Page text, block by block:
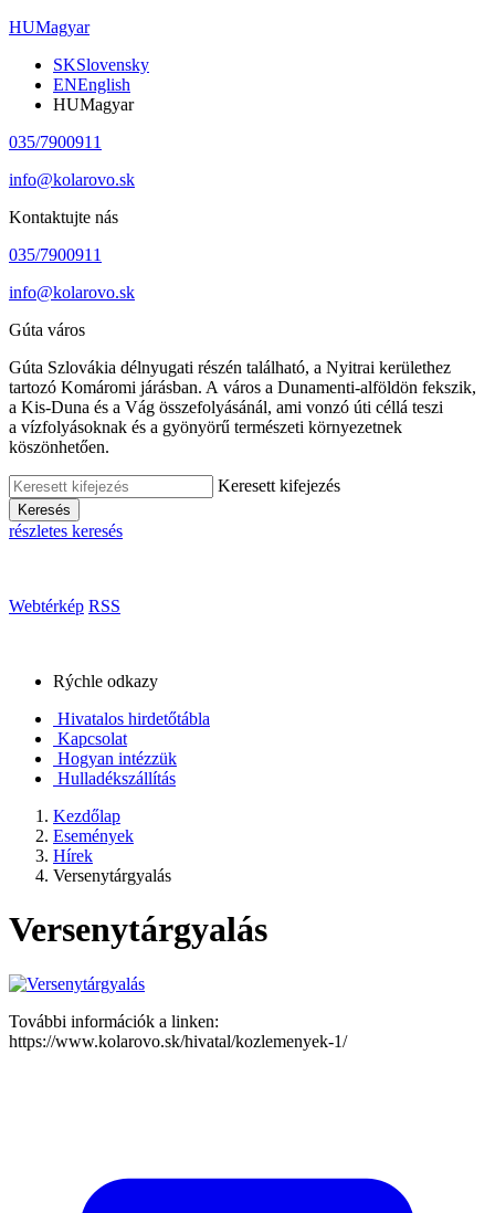
HUMagyar
SKSlovensky
ENEnglish
HUMagyar
035/7900911
info@kolarovo.sk
Kontaktujte nás
035/7900911
info@kolarovo.sk
Gúta város
Gúta Szlovákia délnyugati részén található, a Nyitrai kerülethez
tartozó Komáromi járásban. A város a Dunamenti-alföldön fekszik,
a Kis-Duna és a Vág összefolyásánál, ami vonzó úti céllá teszi
a vízfolyásoknak és a gyönyörű természeti környezetnek
köszönhetően.
Keresett kifejezés
Keresés
részletes keresés
Webtérkép RSS
Rýchle odkazy
Hivatalos hirdetőtábla
Kapcsolat
Hogyan intézzük
Hulladékszállítás
Kezdőlap
Események
Hírek
Versenytárgyalás
Versenytárgyalás
További információk a linken:
https://www.kolarovo.sk/hivatal/kozlemenyek-1/